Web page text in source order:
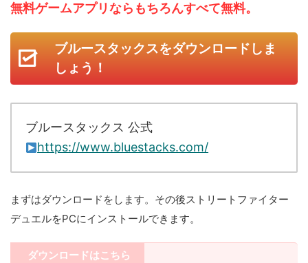
無料ゲームアプリならもちろんすべて無料。
ブルースタックスをダウンロードしま
しょう！
ブルースタックス 公式
https://www.bluestacks.com/
まずはダウンロードをします。その後ストリートファイター
デュエルをPCにインストールできます。
ダウンロードはこちら